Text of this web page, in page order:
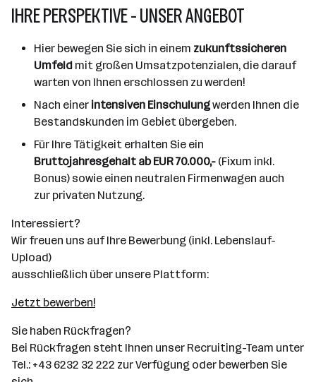
IHRE PERSPEKTIVE - UNSER ANGEBOT
Hier bewegen Sie sich in einem zukunftssicheren
Umfeld mit großen Umsatzpotenzialen, die darauf
warten von Ihnen erschlossen zu werden!
Nach einer intensiven Einschulungwerden Ihnen die
Bestandskunden im Gebiet übergeben.
Für Ihre Tätigkeit erhalten Sie ein
Bruttojahresgehalt ab EUR 70.000,- (Fixum inkl.
Bonus) sowie einen neutralen Firmenwagen auch
zur privaten Nutzung.
Interessiert?
Wir freuen uns auf Ihre Bewerbung (inkl. Lebenslauf-
Upload)
ausschließlich über unsere Plattform:
Jetzt bewerben!
Sie haben Rückfragen?
Bei Rückfragen steht Ihnen unser Recruiting-Team unter
Tel.: +43 6232 32 222 zur Verfügung oder bewerben Sie